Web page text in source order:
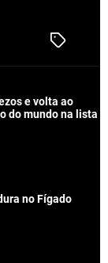
T
e
e volta ao
do mundo na lista
no Fígado